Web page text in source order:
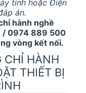
tính hoặc Điện
án.
hành nghề
/ 0974 889 500
vòng kết nối.
CHỈ HÀNH
THIẾT BỊ